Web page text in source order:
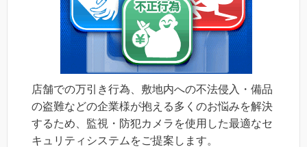
店舗での万引き行為、敷地内への不法侵入・備品
の盗難などの企業様が抱える多くのお悩みを解決
するため、監視・防犯カメラを使用した最適なセ
キュリティシステムをご提案します。